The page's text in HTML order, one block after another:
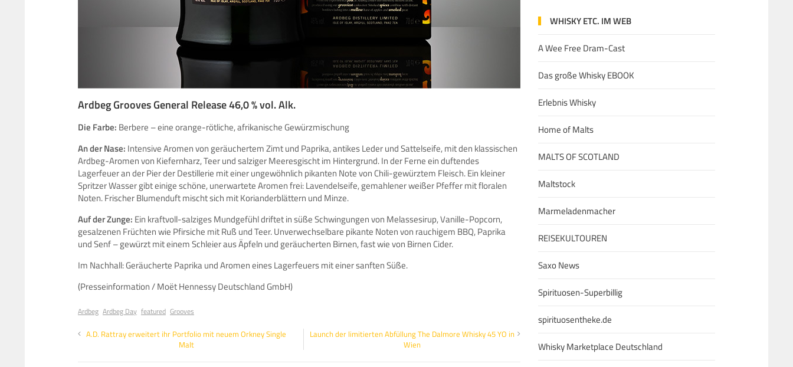
Ardbeg Grooves General Release 46,0 % vol. Alk.
Die Farbe: Berbere – eine orange-rötliche, afrikanische Gewürzmischung
An der Nase: Intensive Aromen von geräuchertem Zimt und Paprika, antikes Leder und Sattelseife, mit den klassischen
Ardbeg-Aromen von Kiefernharz, Teer und salziger Meeresgischt im Hintergrund. In der Ferne ein duftendes
Lagerfeuer an der Pier der Destillerie mit einer ungewöhnlich pikanten Note von Chili-gewürztem Fleisch. Ein kleiner
Spritzer Wasser gibt einige schöne, unerwartete Aromen frei: Lavendelseife, gemahlener weißer Pfeffer mit floralen
Noten. Frischer Blumenduft mischt sich mit Korianderblättern und Minze.
Auf der Zunge: Ein kraftvoll-salziges Mundgefühl driftet in süße Schwingungen von Melassesirup, Vanille-Popcorn,
gesalzenen Früchten wie Pfirsiche mit Ruß und Teer. Unverwechselbare pikante Noten von rauchigem BBQ, Paprika
und Senf – gewürzt mit einem Schleier aus Äpfeln und geräucherten Birnen, fast wie von Birnen Cider.
Im Nachhall: Geräucherte Paprika und Aromen eines Lagerfeuers mit einer sanften Süße.
(Presseinformation / Moët Hennessy Deutschland GmbH)
Ardbeg Ardbeg Day featured Grooves
A.D. Rattray erweitert ihr Portfolio mit neuem Orkney Single
Malt
Launch der limitierten Abfüllung The Dalmore Whisky 45 YO in
Wien
WHISKY ETC. IM WEB
A Wee Free Dram-Cast
Das große Whisky EBOOK
Erlebnis Whisky
Home of Malts
MALTS OF SCOTLAND
Maltstock
Marmeladenmacher
REISEKULTOUREN
Saxo News
Spirituosen-Superbillig
spirituosentheke.de
Whisky Marketplace Deutschland